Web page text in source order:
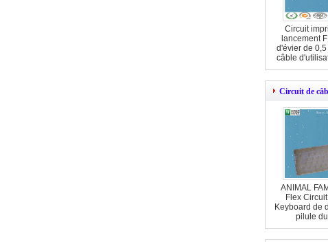
Circuit
lancement
d'évier de
câble
Circuit de
ANIMAL
Flex
Keyboard de
pilule